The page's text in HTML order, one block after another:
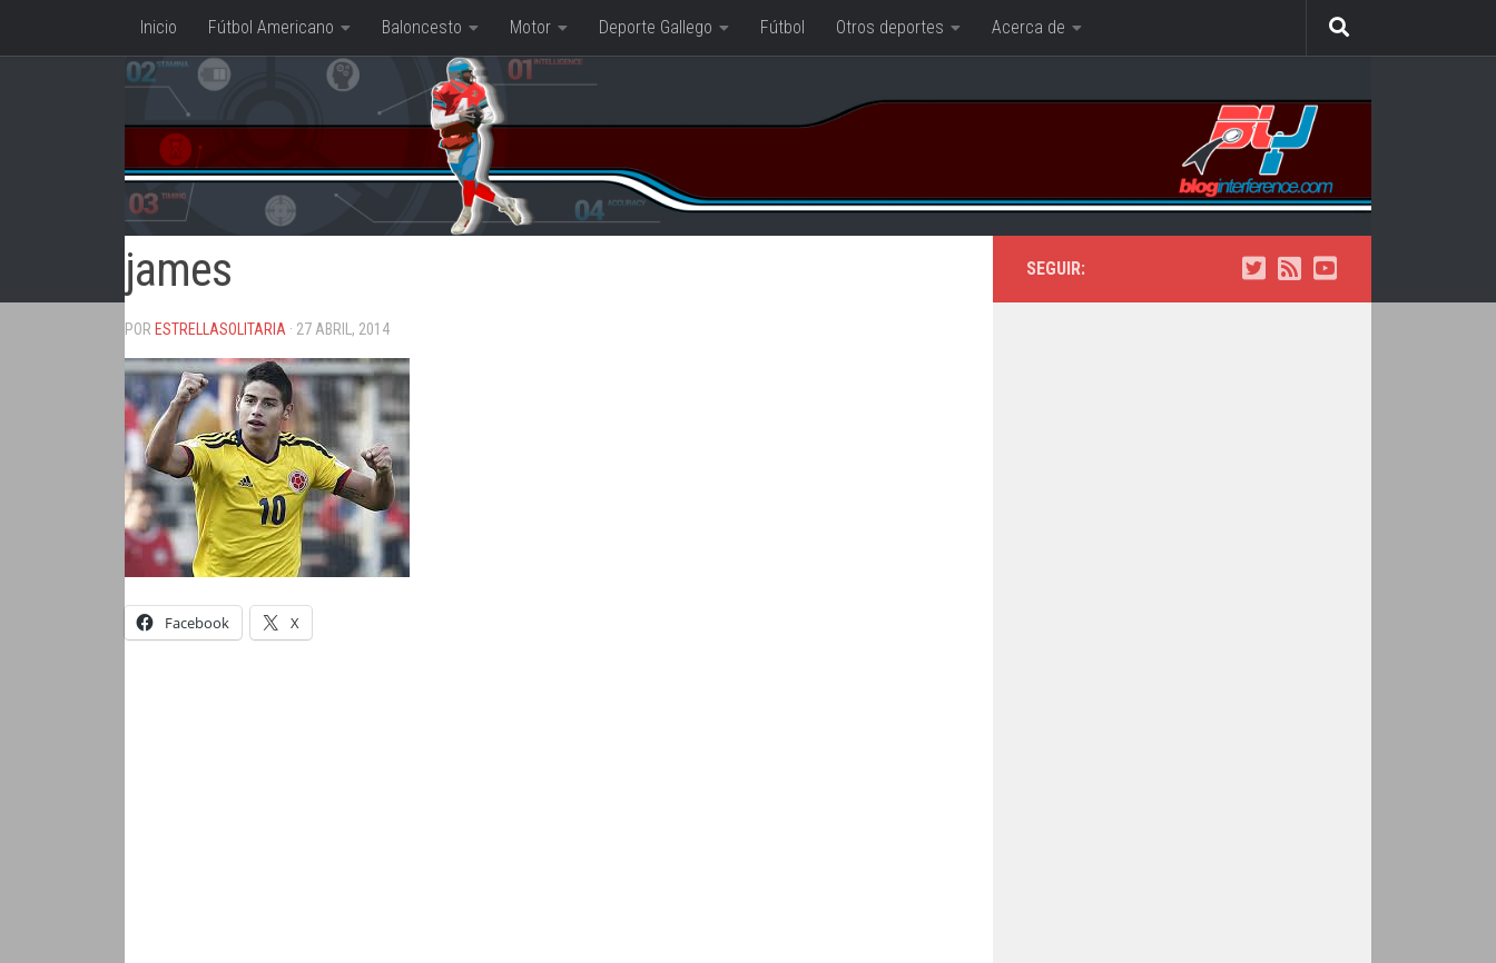
Saltar al contenido
Inicio Fútbol Americano Baloncesto Motor Deporte Gallego Fútbol Otros deportes Acerca de
james
POR ESTRELLASOLITARIA · 27 ABRIL, 2014
Facebook X
SEGUIR: